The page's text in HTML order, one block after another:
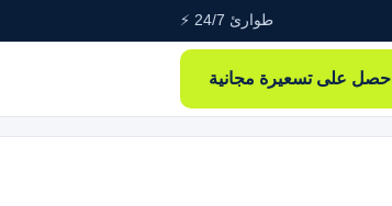
طوارئ 24/7 ⚡
احصل على تسعيرة مجانية